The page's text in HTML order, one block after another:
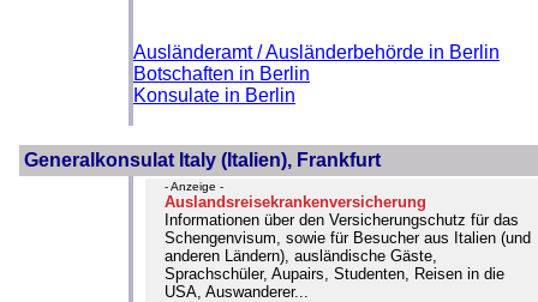
Ausländeramt / Ausländerbehörde in Berlin
Botschaften in Berlin
Konsulate in Berlin
Generalkonsulat Italy (Italien), Frankfurt
- Anzeige -
Auslandsreisekrankenversicherung
Informationen über den Versicherungschutz für das
Schengenvisum, sowie für Besucher aus Italien (und
anderen Ländern), ausländische Gäste,
Sprachschüler, Aupairs, Studenten, Reisen in die
USA, Auswanderer...